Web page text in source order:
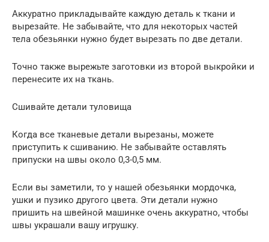
Аккуратно прикладывайте каждую деталь к ткани и
вырезайте. Не забывайте, что для некоторых частей
тела обезьянки нужно будет вырезать по две детали.
Точно также вырежьте заготовки из второй выкройки и
перенесите их на ткань.
Сшивайте детали туловища
Когда все тканевые детали вырезаны, можете
приступить к сшиванию. Не забывайте оставлять
припуски на швы около 0,3-0,5 мм.
Если вы заметили, то у нашей обезьянки мордочка,
ушки и пузико другого цвета. Эти детали нужно
пришить на швейной машинке очень аккуратно, чтобы
швы украшали вашу игрушку.